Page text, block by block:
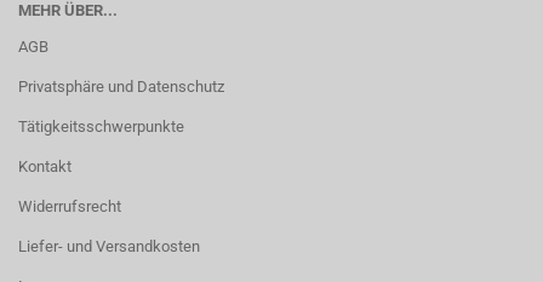
MEHR ÜBER...
AGB
Privatsphäre und Datenschutz
Tätigkeitsschwerpunkte
Kontakt
Widerrufsrecht
Liefer- und Versandkosten